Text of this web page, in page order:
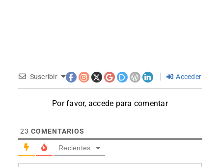
Suscribir Acceder
Por favor, accede para comentar
23 COMENTARIOS
Recientes